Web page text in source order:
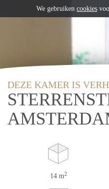
DEZE KAMER IS
14 m2
We gebruiken cookies